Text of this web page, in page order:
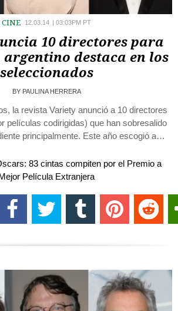
CINE 12.03.14 03:03PM PT
10 directores para
argentino destaca en los
seleccionados
BY PAULINA HERRERA
la revista Variety anunció a 10 directores
películas codirigidas) que han sobresalido
principalmente. Este año escogió a…
83 cintas compiten por el Premio a
Película Extranjera